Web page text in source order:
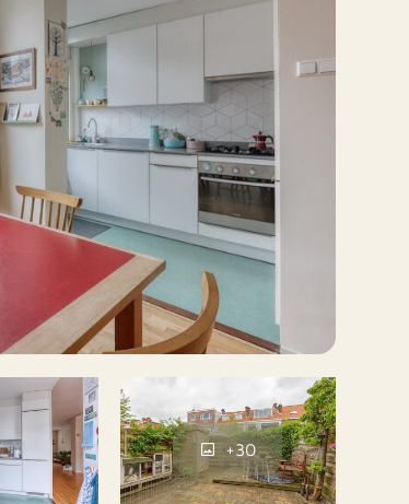
m²
Parkeervergunningen
In overleg
+30